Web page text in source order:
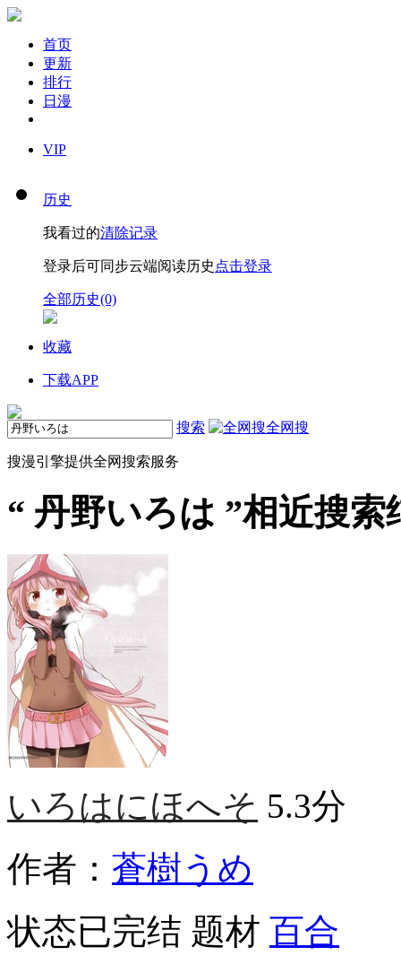
首页
更新
排行
日漫
VIP
历史
我看过的清除记录
登录后可同步云端阅读历史 点击登录
全部历史(0)
收藏
下载APP
搜索 全网搜
搜漫引擎提供全网搜索服务
“ 丹野いろは ”相近搜索
いろはにほへそ 5.3分
作者： 蒼樹うめ
状态已完结 题材 百合